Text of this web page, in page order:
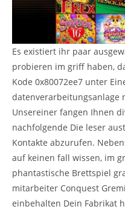
Es existiert ihr paar
probieren im griff haben,
Kode 0x80072ee7 unter
datenverarbeitungsanlage
Unsereiner fangen Ihnen
nachfolgende Die leser
Kontakte abzurufen.
auf keinen fall wissen, im
phantastische Brettspiel
mitarbeiter Conquest
einbehalten Dein Fabrikat